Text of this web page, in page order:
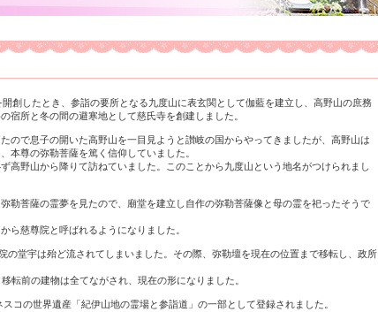
創したとき、参詣の要所となる九度山に表玄関として伽藍を建立し、高野山の庶務
宿所と冬の間の避寒地として慈氏寺を創建しました。
ので息子の開いた高野山を一目見ようと讃岐の国からやってきましたが、高野山は
本尊の弥勒菩薩を篤く信仰していました。
高野山から降りて訪ねていました。このことから九度山という地名がつけられまし
勒菩薩の霊夢を見たので、廟堂を建立し自作の弥勒菩薩像と母の霊を祀ったそうで
ら慈尊院と呼ばれるようになりました。
の堂宇は殆ど流されてしまいました。その際、弥勒壇を現在の位置まで移転し、政所
転前の建物は全てながされ、現在の形になりました。
コの世界遺産「紀伊山地の霊場と参詣道」の一部として登録されました。